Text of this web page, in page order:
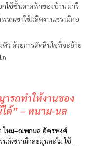
กใช้ชั้นดาดฟ้าของบ้าน มารี
วกเขาใช้ผลิตงานเซรามิกอ
ตัว ด้วยการตัดสินใจที่จะย้าย
อ
ารถทำให้งานของ
ด้” – หนาม-นล
ไหม–ณพกมล อัครพงศ์
ด์เซรามิกละมุนละไม ใช้